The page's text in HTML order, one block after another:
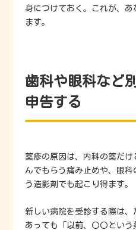
身につけておく。これが、
ます。
歯科や眼科など
申告する
薬疹の原因は、内科の薬だ
んでもらう痛み止めや、眼
う造影剤でも起こり得ます。
新しい病院を受診する際は
あっても「以前、〇〇とい